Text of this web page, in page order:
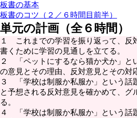
板書の基本
板書のコツ（２／６時間目前半）
単元の計画（全６時間）
１ これまでの学習を振り返って、反
書くために学習の見通しを立てる。
２ 「ペットにするなら猫か犬か」と
の意見とその理由、反対意見とその対
３ 「学校は制服か私服か」という話
と予想される反対意見を確かめて、グ
る。
４ 「学校は制服か私服か」という話